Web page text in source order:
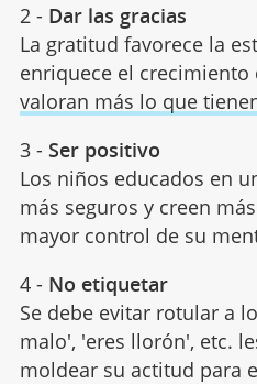
2 - Dar las gracias
La gratitud favorece la
enriquece el
valoran más lo que
3 - Ser positivo
Los niños educados en
más seguros y creen
mayor control de su
4 - No etiquetar
Se debe evitar rotular a
malo', 'eres llorón', etc.
moldear su actitud para